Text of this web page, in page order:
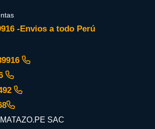
-Envios a todo Perú
SAC